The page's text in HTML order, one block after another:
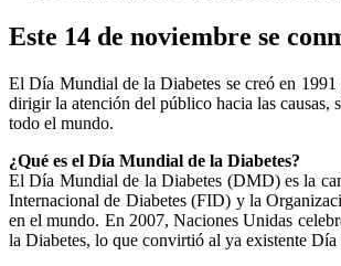
Este 14 de noviembre se
El Día Mundial de la Diabetes se creó en
dirigir la atención del público hacia las causas,
todo el mundo.
¿Qué es el Día Mundial de la Diabetes?
El Día Mundial de la Diabetes (DMD) es la
Internacional de Diabetes (FID) y la
en el mundo. En 2007, Naciones Unidas
la Diabetes, lo que convirtió al ya existente